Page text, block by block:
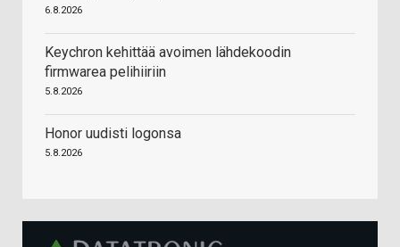
6.8.2026
Keychron kehittää avoimen lähdekoodin
firmwarea pelihiiriin
5.8.2026
Honor uudisti logonsa
5.8.2026